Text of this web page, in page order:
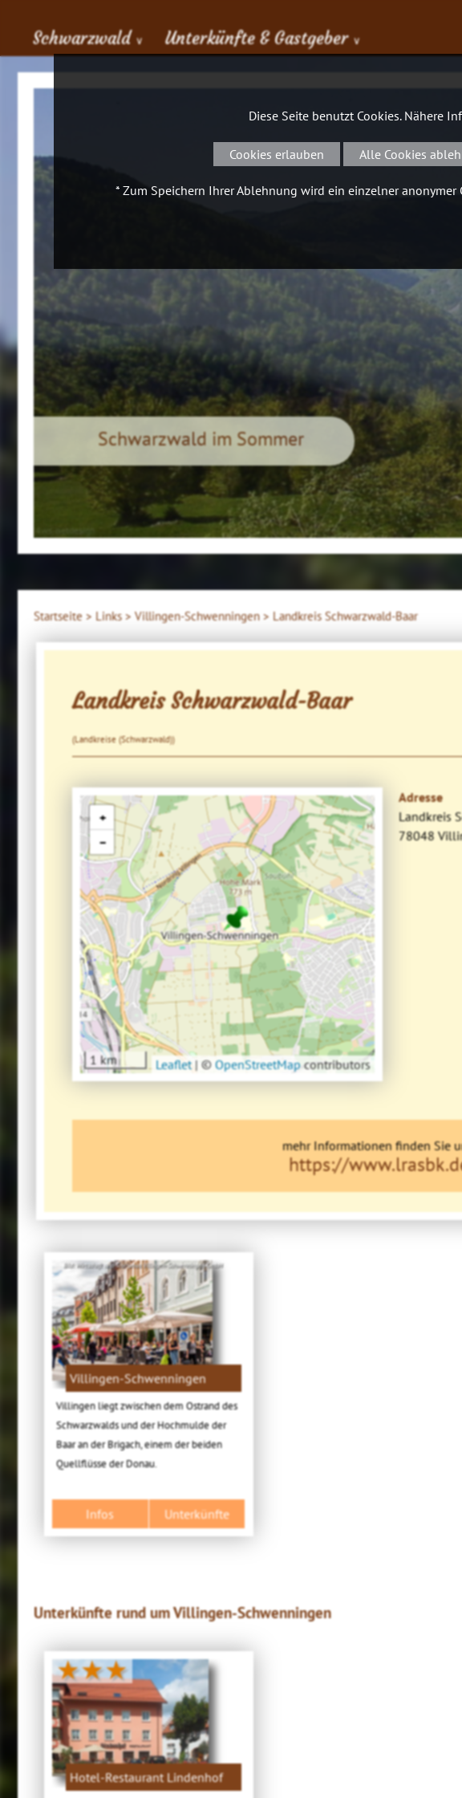
Schwarzwald ∨ Unterkünfte & Gastgeber ∨
Schwarzwald im Sommer
Startseite > Links > Villingen-Schwenningen > Landkreis Schwarzwald-Baar
Landkreis Schwarzwald-Baar
(Landkreise (Schwarzwald))
+
−
1 km Leaflet | ©OpenStreetMapcontributors
Adresse
Landkreis
78048
mehr Informationen finden Sie
https://
Bild: Wirtschaft und Tourismus Villingen-Schwenningen GmbH
Villingen-Schwenningen
Villingen liegt zwischen dem Ostrand des
Schwarzwalds und der Hochmulde der
Baar an der Brigach, einem der beiden
Quellflüsse der Donau.
Infos Unterkünfte
Unterkünfte rund um Villingen-Schwenningen
★★★
Hotel-Restaurant Lindenhof
Diese Seite benutzt Cookies. Nähere
Cookies erlauben Alle Cookies
* Zum Speichern Ihrer Ablehnung wird ein einzelner